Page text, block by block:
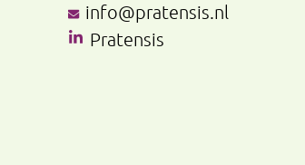
info@pratensis.nl
Pratensis